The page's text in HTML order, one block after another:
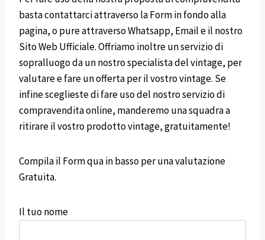
basta contattarci attraverso la Form in fondo alla
pagina, o pure attraverso Whatsapp, Email e il nostro
Sito Web Ufficiale. Offriamo inoltre un servizio di
sopralluogo da un nostro specialista del vintage, per
valutare e fare un offerta per il vostro vintage. Se
infine sceglieste di fare uso del nostro servizio di
compravendita online, manderemo una squadra a
ritirare il vostro prodotto vintage, gratuitamente!
Compila il Form qua in basso per una valutazione
Gratuita.
Il tuo nome